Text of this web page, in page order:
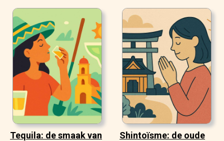
Tequila: de smaak van
Shintoïsme: de oude